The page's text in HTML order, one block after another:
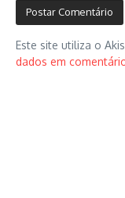
Este site utiliza o
dados em